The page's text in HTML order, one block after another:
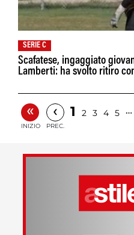
SERIE C
Scafatese, ingaggiato
Lamberti: ha svolto ritiro
«
INIZIO
‹
PREC.
1 2 3 4 5 …